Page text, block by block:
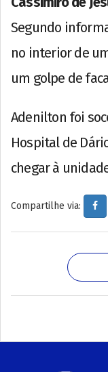
Segundo
no interior de
um golpe de
Adenilton foi
Hospital de
chegar à
Compartilhe via: